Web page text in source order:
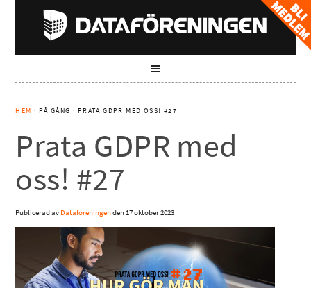
HEM · PÅ GÅNG · PRATA GDPR MED OSS! #27
Prata GDPR med
oss! #27
Publicerad av Dataföreningenden17 oktober 2023